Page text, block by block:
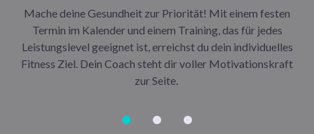
Mache deine Gesundheit zur Priorität! Mit einem festen
Termin im Kalender und einem Training, das für jedes
Leistungslevel geeignet ist, erreichst du dein individuelles
Fitness Ziel. Dein Coach steht dir voller Motivationskraft
zur Seite.